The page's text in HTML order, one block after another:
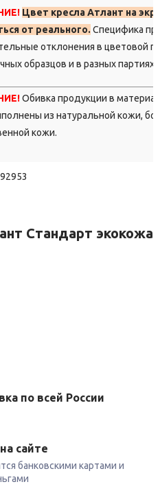
Цвет кресла Атлант на
от реального. Специфика
отклонения в цветовой
образцов и в разных партиях
Обивка продукции в
из натуральной кожи,
кожи.
Стандарт экокожа
по всей России
сайте
банковскими картами и